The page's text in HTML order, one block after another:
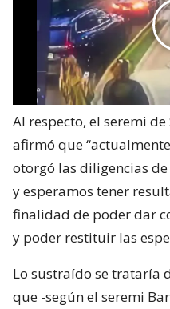
Al respecto, el seremi
afirmó que
otorgó las diligencias
y esperamos tener
finalidad de poder dar
y poder restituir las
Lo sustraído se trataría
que -según el seremi